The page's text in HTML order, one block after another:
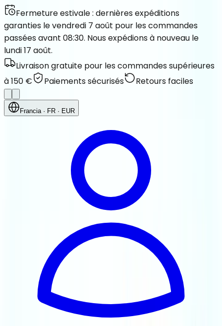
Fermeture estivale : dernières expéditions
garanties le vendredi 7 août pour les commandes
passées avant 08:30. Nous expédions à nouveau le
lundi 17 août.
Livraison gratuite pour les commandes supérieures
à 150 €
Paiements sécurisés Retours faciles
Francia· FR · EUR